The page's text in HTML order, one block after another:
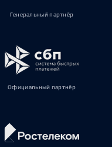
Генеральный партнёр
Официальный партнёр